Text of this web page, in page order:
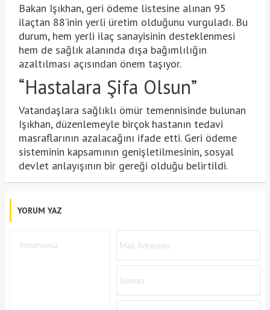
Bakan Işıkhan, geri ödeme listesine alınan 95
ilaçtan 88’inin yerli üretim olduğunu vurguladı. Bu
durum, hem yerli ilaç sanayisinin desteklenmesi
hem de sağlık alanında dışa bağımlılığın
azaltılması açısından önem taşıyor.
“Hastalara Şifa Olsun”
Vatandaşlara sağlıklı ömür temennisinde bulunan
Işıkhan, düzenlemeyle birçok hastanın tedavi
masraflarının azalacağını ifade etti. Geri ödeme
sisteminin kapsamının genişletilmesinin, sosyal
devlet anlayışının bir gereği olduğu belirtildi.
YORUM YAZ